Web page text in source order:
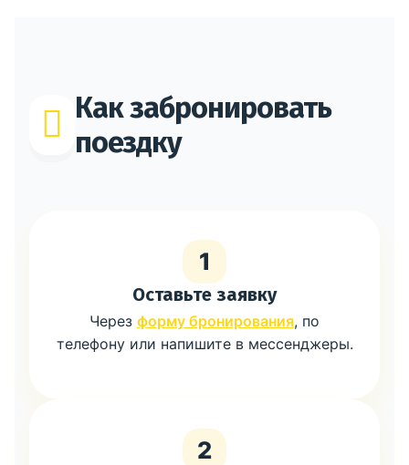
Как забронировать
поездку
1
Оставьте заявку
Через форму бронирования, по
телефону или напишите в мессенджеры.
2